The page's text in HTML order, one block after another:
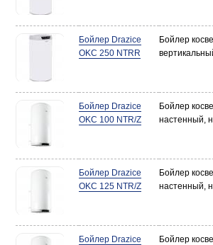
Бойлер Drazice
OKC 250 NTRR
Бойлер
Бойлер Drazice
OKC 100 NTR/Z
Бойлер
настенный,
Бойлер Drazice
OKC 125 NTR/Z
Бойлер
настенный,
Бойлер Drazice
Бойлер